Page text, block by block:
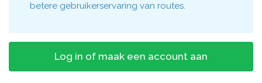
betere gebruikerservaring van routes.
Log in of maak een account aan